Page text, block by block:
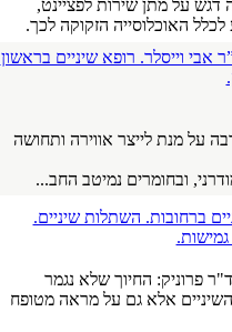
דגש על מתן שירות לפציינט,
אבי וייסלר. רופא שיניים בראשון
על מנת לייצר אווירה ותחושה
ובחומרים נמיטב החב...
ברחובות. השתלות שיניים.
אלא גם על מראה מטופח